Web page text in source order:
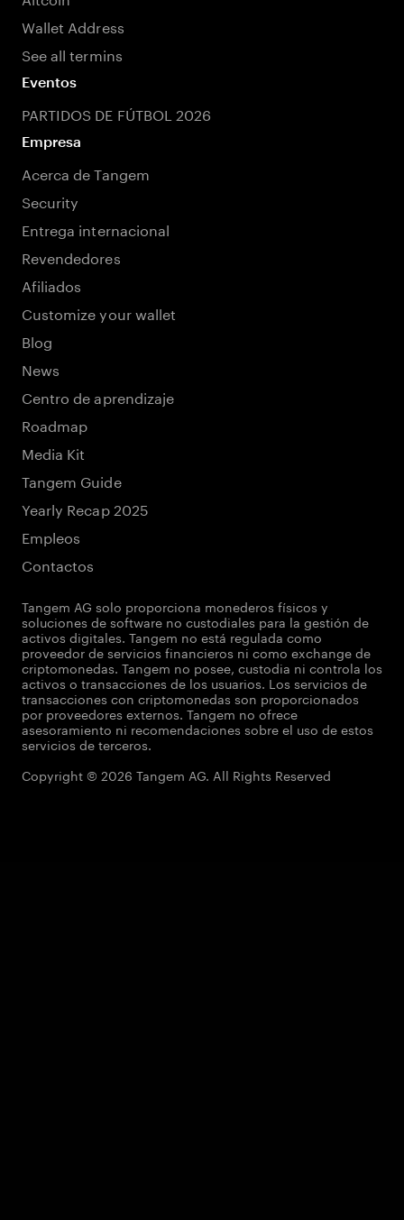
Wallet Address
See all termins
Eventos
PARTIDOS DE FÚTBOL 2026
Empresa
Acerca de Tangem
Security
Entrega internacional
Revendedores
Afiliados
Customize your wallet
Blog
News
Centro de aprendizaje
Roadmap
Media Kit
Tangem Guide
Yearly Recap 2025
Empleos
Contactos
Tangem AG solo proporciona monederos físicos y
soluciones de software no custodiales para la gestión de
activos digitales. Tangem no está regulada como
proveedor de servicios financieros ni como exchange de
criptomonedas. Tangem no posee, custodia ni controla los
activos o transacciones de los usuarios. Los servicios de
transacciones con criptomonedas son proporcionados
por proveedores externos. Tangem no ofrece
asesoramiento ni recomendaciones sobre el uso de estos
servicios de terceros.